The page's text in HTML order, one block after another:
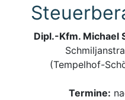
Dipl.-Kfm. Michael
(Tempelhof-
Termine: